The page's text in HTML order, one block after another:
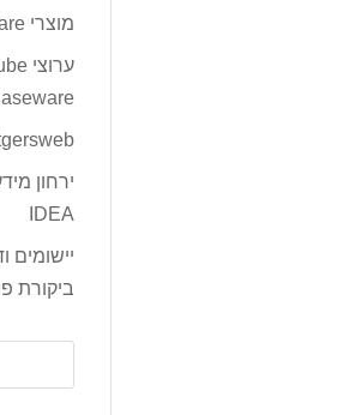
מוצרי caseware
ערוצי U-Tube
IDEA
יישומים
ביקורת